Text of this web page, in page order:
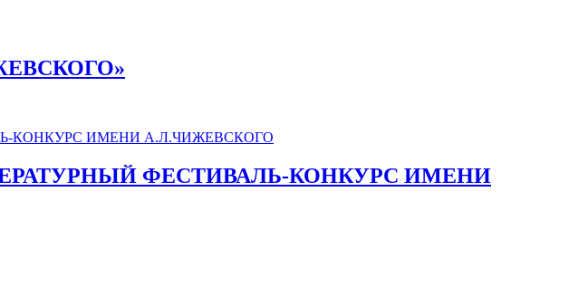
ФЕСТИВАЛЬ-КОНКУРС ИМЕНИ